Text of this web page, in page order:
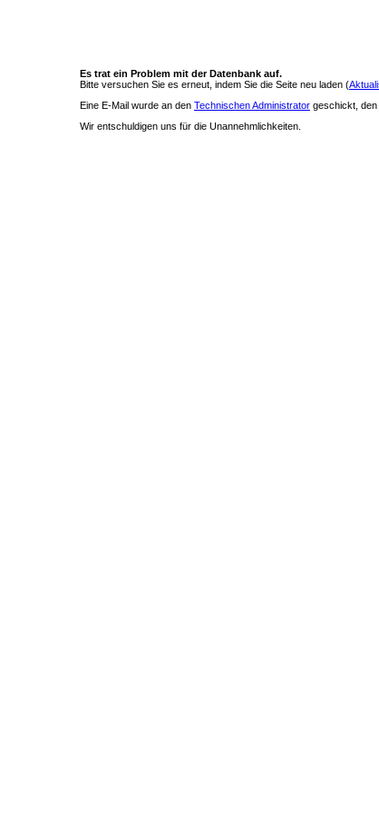
Es trat ein Problem mit der Datenbank auf.
Bitte versuchen Sie es erneut, indem Sie die Seite neu laden (
Eine E-Mail wurde an den Technischen Administrator geschickt, den
Wir entschuldigen uns für die Unannehmlichkeiten.